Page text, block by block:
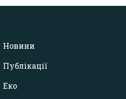
Новини
Публікації
Еко